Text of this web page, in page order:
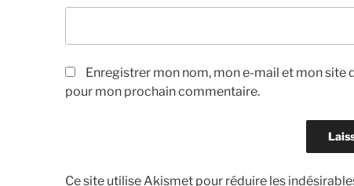
Enregistrer mon nom, mon e-mail et mon site
pour mon prochain commentaire.
Ce site utilise Akismet pour réduire les